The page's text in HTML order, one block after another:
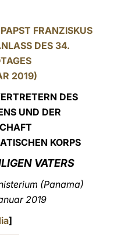
FRANZISKUS
DES 34.
2019)
DES
UND DER
KORPS
VATERS
(Panama)
2019
]